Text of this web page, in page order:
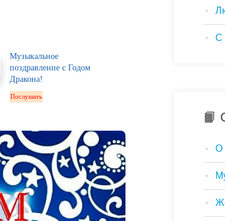
Музыкальное
поздравление с Годом
Дракона!
Послушать
С
📙
О